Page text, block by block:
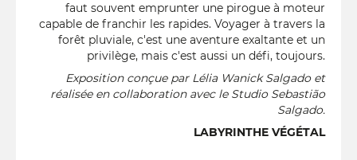
faut souvent emprunter une pirogue à moteur
capable de franchir les rapides. Voyager à travers la
forêt pluviale, c'est une aventure exaltante et un
privilège, mais c'est aussi un défi, toujours.
Exposition conçue par Lélia Wanick Salgado et
réalisée en collaboration avec le Studio Sebastião
Salgado.
LABYRINTHE VÉGÉTAL